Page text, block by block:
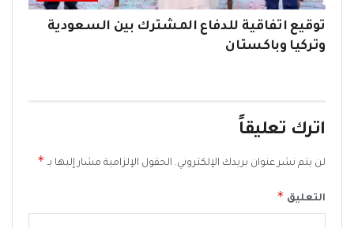
توقيع اتفاقية للدفاع المشترك بين السعودية
وتركيا وباكستان
اترك تعليقاً
لن يتم نشر عنوان بريدك الإلكتروني. الحقول الإلزامية مشار إليها بـ *
التعليق *